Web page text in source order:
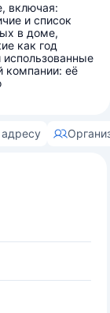
включая:
и список
в доме,
как год
использованные
компании: её